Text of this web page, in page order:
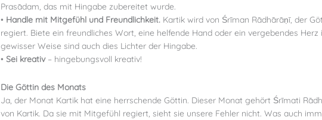
Prasādam, das mit Hingabe zubereitet wurde.
• Handle mit Mitgefühl und Freundlichkeit. Kartik wird von Śrīman Rādhārāṇī, der
regiert. Biete ein freundliches Wort, eine helfende Hand oder ein vergebendes Herz
gewisser Weise sind auch dies Lichter der Hingabe.
•Sei kreativ – hingebungsvoll kreativ!
Die Göttin des Monats
Ja, der Monat Kartik hat eine herrschende Göttin. Dieser Monat gehört Śrīmati
von Kartik. Da sie mit Mitgefühl regiert, sieht sie unsere Fehler nicht. Was auch